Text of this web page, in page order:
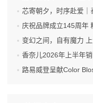
芯寄朝夕，时序赴爱
庆祝品牌成立145周年
变幻之间，自有魔力 上海表
香奈儿2026年上半年
路易威登呈献Color